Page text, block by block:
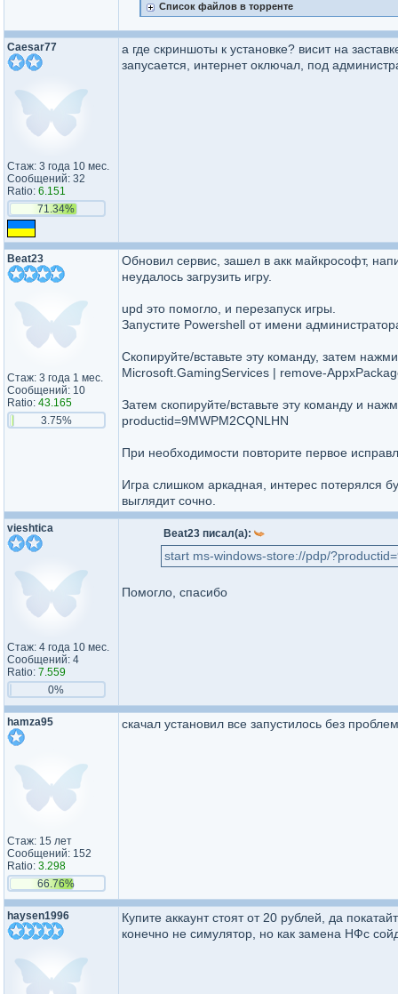
Список файлов в торренте
Caesar77
Стаж: 3 года 10 мес.
Сообщений: 32
Ratio: 6.151
71.34%
а где скриншоты к установке? висит на
запусается, интернет оключал, под
Beat23
Стаж: 3 года 1 мес.
Сообщений: 10
Ratio: 43.165
3.75%
Обновил сервис, зашел в акк майкрософт,
неудалось загрузить игру.
upd это помогло, и перезапуск игры.
Запустите Powershell от имени
Скопируйте/вставьте эту команду, затем
Microsoft.GamingServices | remove-
Затем скопируйте/вставьте эту команду и
productid=9MWPM2CQNLHN
При необходимости повторите первое
Игра слишком аркадная, интерес потерялся
выглядит сочно.
vieshtica
Стаж: 4 года 10 мес.
Сообщений: 4
Ratio: 7.559
0%
Beat23 писал(а):
start ms-windows-store://pdp/
Помогло, спасибо
hamza95
Стаж: 15 лет
Сообщений: 152
Ratio: 3.298
66.76%
скачал установил все запустилось без проблем
haysen1996
Купите аккаунт стоят от 20 рублей, да
конечно не симулятор, но как замена НФс